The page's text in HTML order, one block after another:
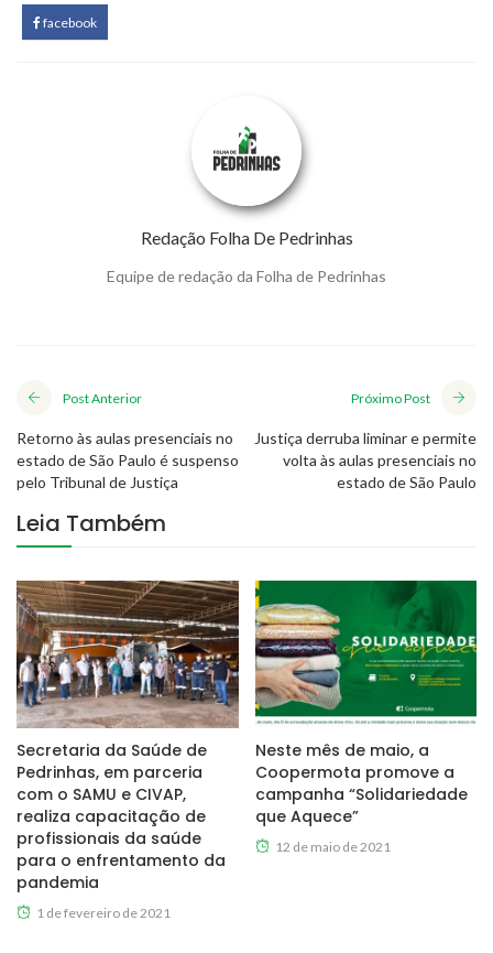
facebook
Redação Folha De Pedrinhas
Equipe de redação da Folha de Pedrinhas
Post Anterior
Retorno às aulas presenciais no
estado de São Paulo é suspenso
pelo Tribunal de Justiça
Próximo Post
Justiça derruba liminar e permite
volta às aulas presenciais no
estado de São Paulo
Leia Também
Secretaria da Saúde de
Pedrinhas, em parceria
com o SAMU e CIVAP,
realiza capacitação de
profissionais da saúde
para o enfrentamento da
pandemia
1 de fevereiro de 2021
Neste mês de maio, a
Coopermota promove a
campanha “Solidariedade
que Aquece”
12 de maio de 2021